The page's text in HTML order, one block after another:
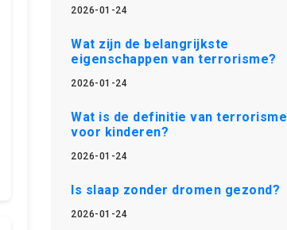
2026-01-24
Wat zijn de belangrijkste
eigenschappen van terrorisme?
2026-01-24
Wat is de definitie van terrorisme
voor kinderen?
2026-01-24
Is slaap zonder dromen gezond?
2026-01-24